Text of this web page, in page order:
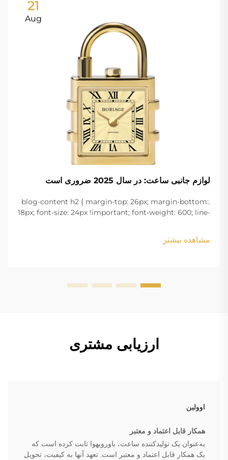
21
Aug
لوازم جانبی ساعت: در سال 2025 ضروری است
.blog-content h2 { margin-top: 26px; margin-bottom:
18px; font-size: 24px !important; font-weight: 600; line-
margin-bottom: 18px; font-size: 20px !important; font-
w...
مشاهده بیشتر
ارزیابی مشتری
اوولین
همکار قابل اعتماد و معتبر
به‌عنوان یک تولیدکننده ساعت، باورویهوا ثابت کرده است که
یک همکار قابل اعتماد و معتبر است. تعهد آنها به کیفیت، تحویل